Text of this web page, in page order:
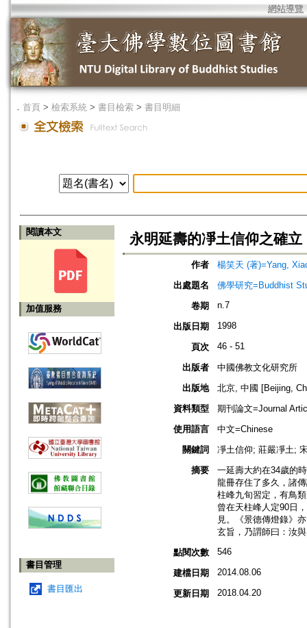
網站導覽
． 首頁 > 檢索系統 > 書目檢索 > 書目明細
閱讀本文
加值服務
書目管理
書目匯出
永明延壽的凈土信仰之確立
作者
楊笑天 (著)=Yang,
出處題名
佛學研究=Buddhist
卷期
n.7
出版日期 1998
頁次 46 - 51
出版者
中國佛教文化研究所
出版地
北京, 中國 [Beijing,
資料類型
期刊論文=Journal
使用語言
中文=Chinese
關鍵詞
凈土信仰; 莊嚴凈土;
摘要
一延壽大約在34歲的
龍冊存住了多久，諸
柱峰九旬習定，有鳥
曾在天柱峰人定90日
見。《景德傳燈錄》
玄旨，乃謂師曰：汝
點閱次數
546
建檔日期 2014.08.06
更新日期 2018.04.20